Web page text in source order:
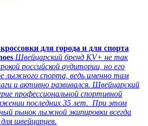
для города и для спорта
Швейцарский бренд KV+ не так
российской аудитории, но его
лыжного спорта, ведь именно там
и активно развивался. Швейцарский
профессиональной спортивной
последних 35 лет. При этом
рынок лыжной экипировки всегда
швейцарцев.